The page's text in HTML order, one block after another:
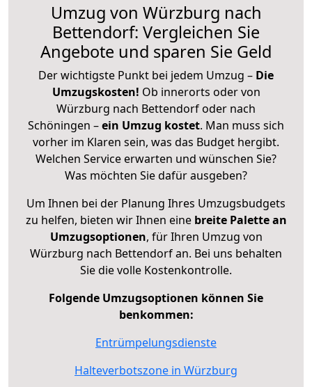
Umzug von Würzburg nach
Bettendorf: Vergleichen Sie
Angebote und sparen Sie Geld
Der wichtigste Punkt bei jedem Umzug – Die
Umzugskosten! Ob innerorts oder von
Würzburg nach Bettendorf oder nach
Schöningen –ein Umzug kostet. Man muss sich
vorher im Klaren sein, was das Budget hergibt.
Welchen Service erwarten und wünschen Sie?
Was möchten Sie dafür ausgeben?
Um Ihnen bei der Planung Ihres Umzugsbudgets
zu helfen, bieten wir Ihnen eine breite Palette an
Umzugsoptionen, für Ihren Umzug von
Würzburg nach Bettendorf an. Bei uns behalten
Sie die volle Kostenkontrolle.
Folgende Umzugsoptionen können Sie
benkommen:
Entrümpelungsdienste
Halteverbotszone in Würzburg